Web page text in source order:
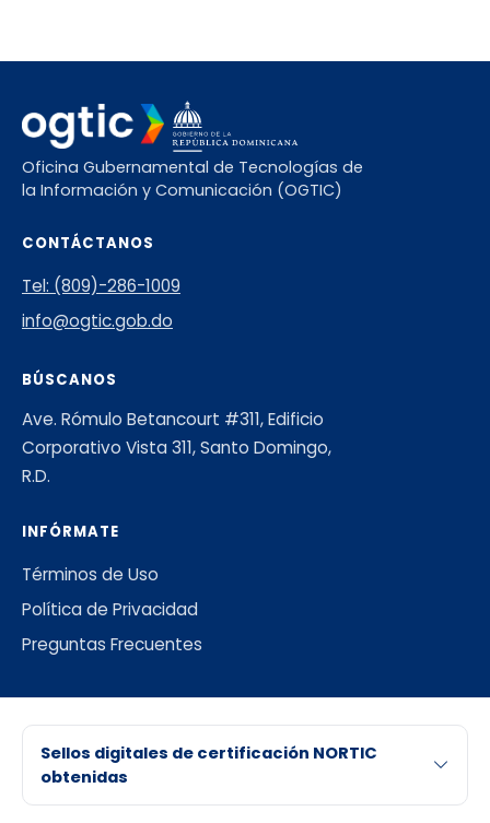
Oficina Gubernamental de Tecnologías de
la Información y Comunicación (OGTIC)
CONTÁCTANOS
Tel: (809)-286-1009
info@ogtic.gob.do
BÚSCANOS
Ave. Rómulo Betancourt #311, Edificio
Corporativo Vista 311, Santo Domingo,
R.D.
INFÓRMATE
Términos de Uso
Política de Privacidad
Preguntas Frecuentes
Sellos digitales de certificación NORTIC
obtenidas